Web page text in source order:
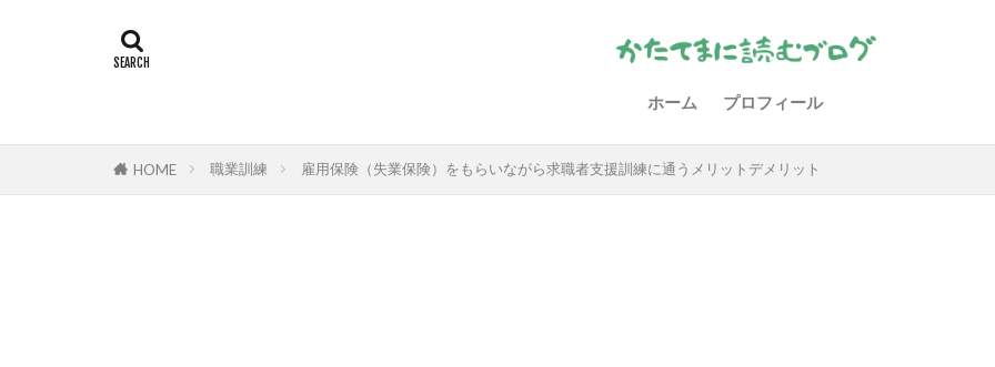
ホーム プロフィール
HOME 職業訓練 雇用保険（失業保険）をもらいながら求職者支援訓練に通うメリットデメリット